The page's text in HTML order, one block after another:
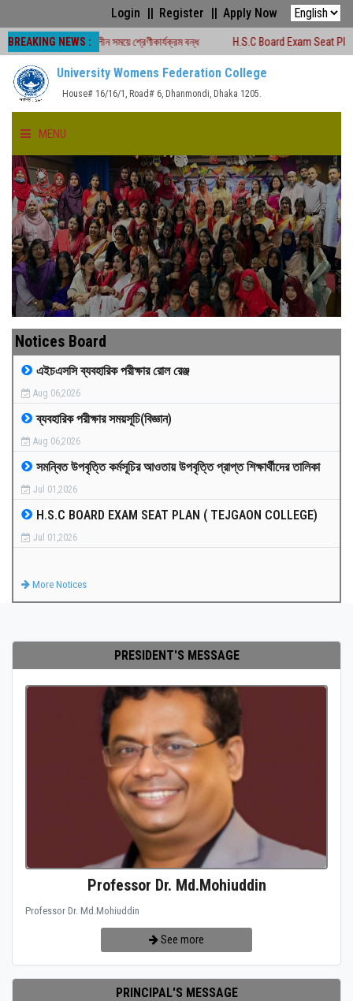
Login Register Apply Now
BREAKING NEWS :
চলাকালীন সময়ে শ্রেণীকার্যক্রম বন্ধ H.S.C Board Exam Seat Plan ( TEJGAON
University Womens Federation College
House# 16/16/1, Road# 6, Dhanmondi, Dhaka 1205.
MENU
HOME
ABOUT US
FACULTIES
ACADEMICS
GALLERY
MEDIA
PAYMENT
CO-CURRICULUM
RESULTS
Notices Board
এইচএসসি ব্যবহারিক পরীক্ষার রোল রেঞ্জ
Aug 06,2026
ব্যবহারিক পরীক্ষার সময়সূচি(বিজ্ঞান)
Aug 06,2026
সমন্বিত উপবৃত্তি কর্মসূচির আওতায় উপবৃত্তি প্রাপ্ত শিক্ষার্থীদের তালিকা
Jul 01,2026
H.S.C BOARD EXAM SEAT PLAN ( TEJGAON COLLEGE)
Jul 01,2026
More Notices
PRESIDENT'S MESSAGE
Professor Dr. Md.Mohiuddin
Professor Dr. Md.Mohiuddin
See more
PRINCIPAL'S MESSAGE